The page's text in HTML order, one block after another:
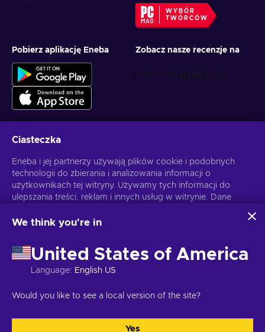
WYBÓR
TWÓRCÓW
Pobierz aplikację Eneba Zobacz nasze recenzje na
Subskrybuj
Możesz anulować subskrypcję w dowolnej chwili. Sprawdź Politykę
Copyright © 2026 Eneba. Wszelkie prawa zastrzeżone.
Ciasteczka
Eneba i jej partnerzy używają plików cookie i podobnych
technologii do zbierania i analizowania informacji o
użytkownikach tej witryny. Używamy tych informacji do
ulepszania treści, reklam i innych usług w witrynie. Dane
do personalizacji reklam.
korzystanie z tych technologii przez firmę Eneba i jej
partnerów. Zgodę można dostosować, klikając przycisk
"Dostosuj".
danych przez Google można znaleźć na stronie
We think you're in
United States of America
Language: English US
Would you like to see a local version of the site?
Yes